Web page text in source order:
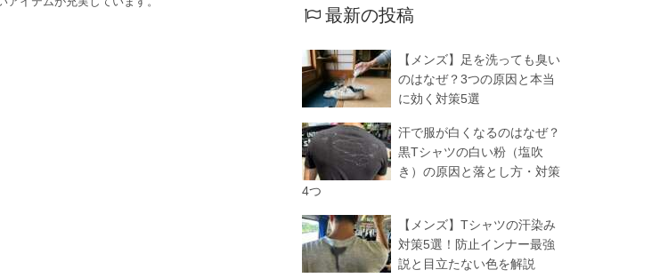
最新の投稿
【メンズ】足を洗っても臭い
のはなぜ？3つの原因と本当
に効く対策5選
汗で服が白くなるのはなぜ？
黒Tシャツの白い粉（塩吹
き）の原因と落とし方・対策
4つ
【メンズ】Tシャツの汗染み
対策5選！防止インナー最強
説と目立たない色を解説